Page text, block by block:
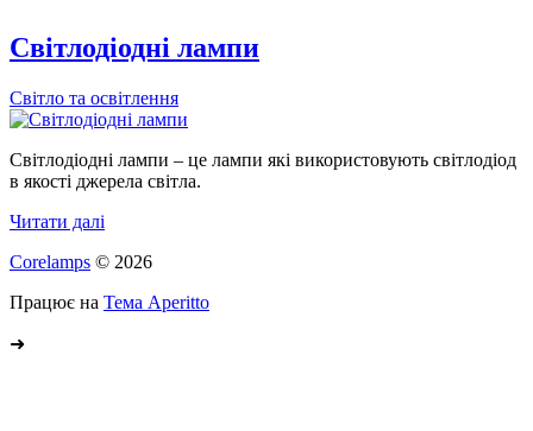
Світлодіодні лампи
Світло та освітлення
Світлодіодні лампи – це лампи які використовують світлодіод
в якості джерела світла.
Читати далі
Corelamps © 2026
Працює на Тема Aperitto
➜